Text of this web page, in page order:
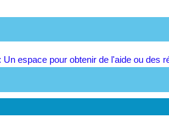
espace pour obtenir de l'aide ou des